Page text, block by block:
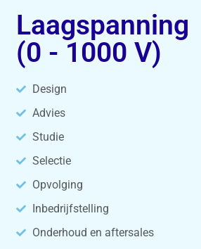
Laagspanning
(0 - 1000 V)
Design
Advies
Studie
Selectie
Opvolging
Inbedrijfstelling
Onderhoud en aftersales